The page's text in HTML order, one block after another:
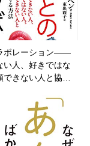
ボレーション――
い人、好きではな
できない人と協…